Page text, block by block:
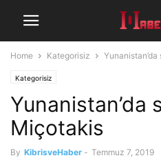
Home Kategorisiz
Kategorisiz
Yunanistan’da
Miçotakis
By KibrisveHaber - Temmuz 7, 2019